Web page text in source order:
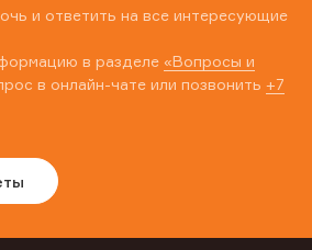
и ответить на все интересующие
в разделе «Вопросы и
в онлайн-чате или позвонить +7